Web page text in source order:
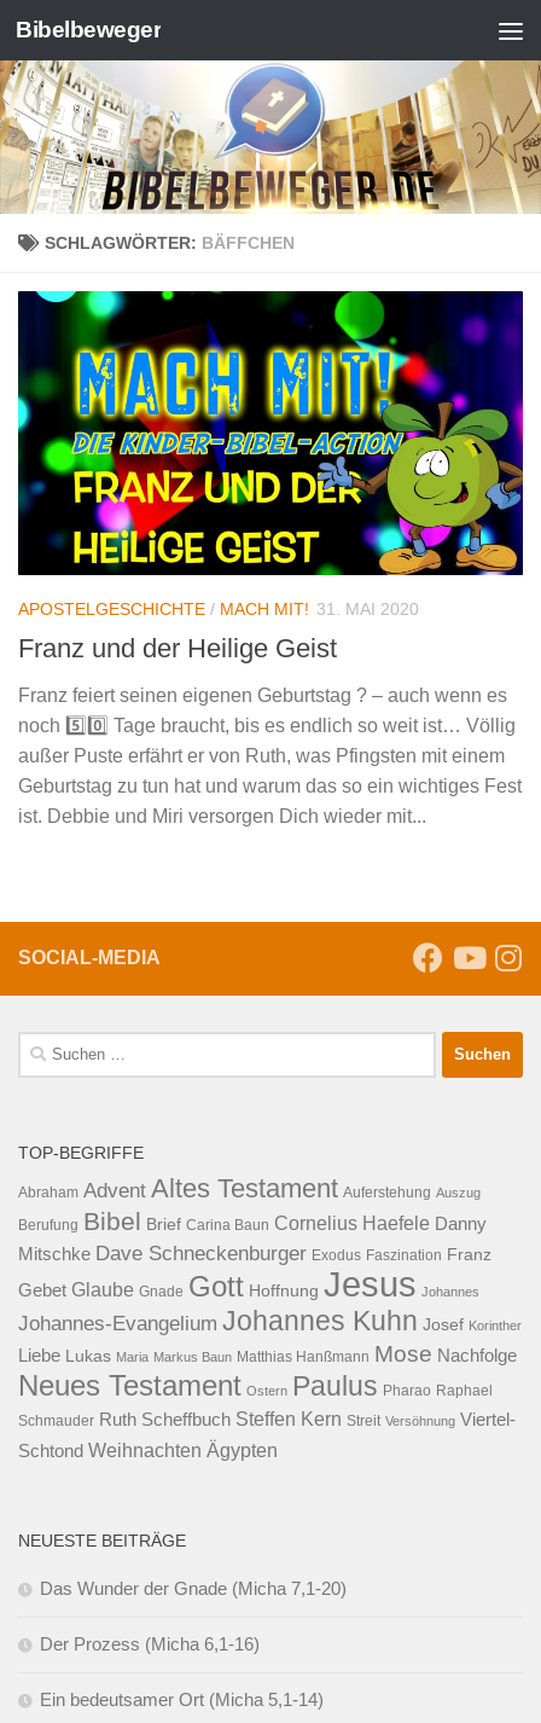
Zum Inhalt springen
Bibelbeweger
SCHLAGWÖRTER: BÄFFCHEN
APOSTELGESCHICHTE / MACH MIT! 31. MAI 2020
Franz und der Heilige Geist
Franz feiert seinen eigenen Geburtstag ? – auch wenn es
noch 5️⃣0️⃣ Tage braucht, bis es endlich so weit ist… Völlig
außer Puste erfährt er von Ruth, was Pfingsten mit einem
Geburtstag zu tun hat und warum das so ein wichtiges Fest
ist. Debbie und Miri versorgen Dich wieder mit...
SOCIAL-MEDIA
Suche
nach:
TOP-BEGRIFFE
Abraham Advent Altes Testament Auferstehung Auszug
Berufung Bibel Brief Carina Baun Cornelius Haefele Danny
Mitschke Dave Schneckenburger Exodus Faszination Franz
Gebet Glaube Gnade Gott Hoffnung Jesus Johannes
Johannes-Evangelium Johannes Kuhn Josef Korinther
Liebe Lukas Maria Markus Baun Matthias Hanßmann Mose Nachfolge
Neues Testament Ostern Paulus Pharao Raphael
Schmauder Ruth Scheffbuch Steffen Kern Streit Versöhnung Viertel-
Schtond Weihnachten Ägypten
NEUESTE BEITRÄGE
Das Wunder der Gnade (Micha 7,1-20)
Der Prozess (Micha 6,1-16)
Ein bedeutsamer Ort (Micha 5,1-14)